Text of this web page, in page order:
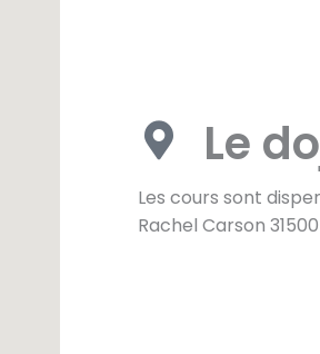
Le
Les cours sont
Rachel Carson